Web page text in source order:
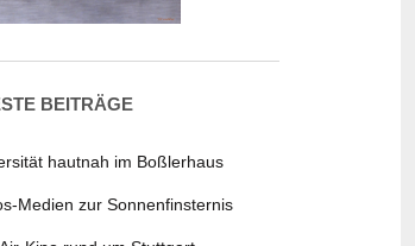
BEITRÄGE
hautnah im Boßlerhaus
Medien zur Sonnenfinsternis